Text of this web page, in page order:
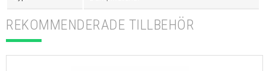
REKOMMENDERADE TILLBEHÖR